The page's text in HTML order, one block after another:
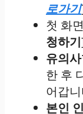
로가기
첫 화
청하기
유의
한 후
어갑
본인